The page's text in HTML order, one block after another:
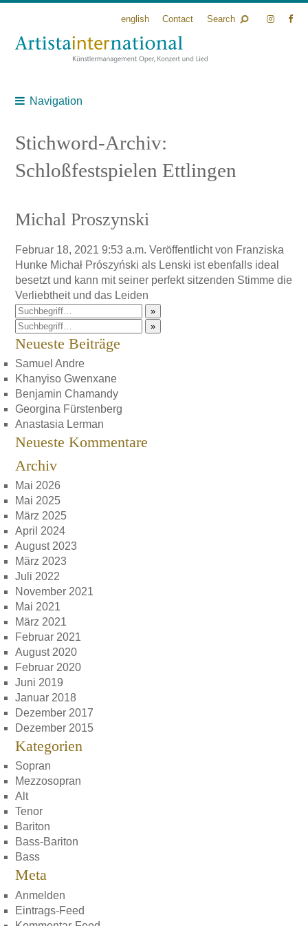
english Contact Search
Navigation
Stichword-Archiv:
Schloßfestspielen Ettlingen
Michal Proszynski
Februar 18, 2021 9:53 a.m. Veröffentlicht von Franziska
Hunke Michał Prószyński als Lenski ist ebenfalls ideal
besetzt und kann mit seiner perfekt sitzenden Stimme die
Verliebtheit und das Leiden
»
»
Neueste Beiträge
Samuel Andre
Khanyiso Gwenxane
Benjamin Chamandy
Georgina Fürstenberg
Anastasia Lerman
Neueste Kommentare
Archiv
Mai 2026
Mai 2025
März 2025
April 2024
August 2023
März 2023
Juli 2022
November 2021
Mai 2021
März 2021
Februar 2021
August 2020
Februar 2020
Juni 2019
Januar 2018
Dezember 2017
Dezember 2015
Kategorien
Sopran
Mezzosopran
Alt
Tenor
Bariton
Bass-Bariton
Bass
Meta
Anmelden
Eintrags-Feed